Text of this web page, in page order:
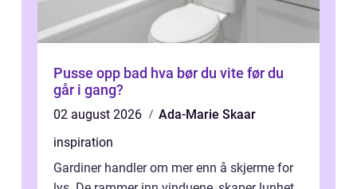
Pusse opp bad hva bør du vite før du
går i gang?
02 august 2026
Ada-Marie Skaar
inspiration
Gardiner handler om mer enn å skjerme for